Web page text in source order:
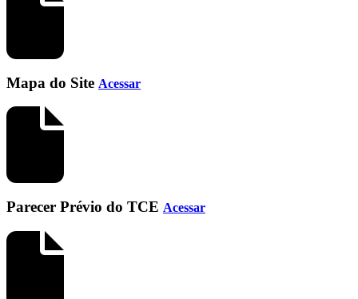
Mapa do Site Acessar
Parecer Prévio do TCE Acessar